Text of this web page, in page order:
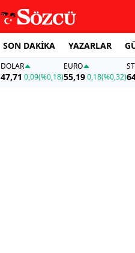
SON DAKİKA YAZARLAR
DOLAR
47,71 0,09(%0,18)
EURO
55,19 0,18(%0,32)